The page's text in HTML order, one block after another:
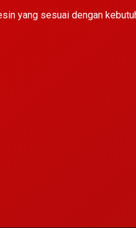
yang sesuai dengan